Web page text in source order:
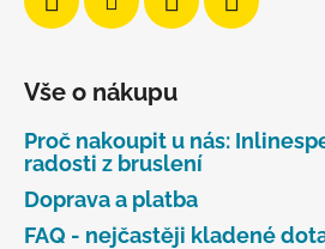
Vše o nákupu
Proč nakoupit u nás:
radosti z bruslení
Doprava a platba
FAQ - nejčastěji kladené